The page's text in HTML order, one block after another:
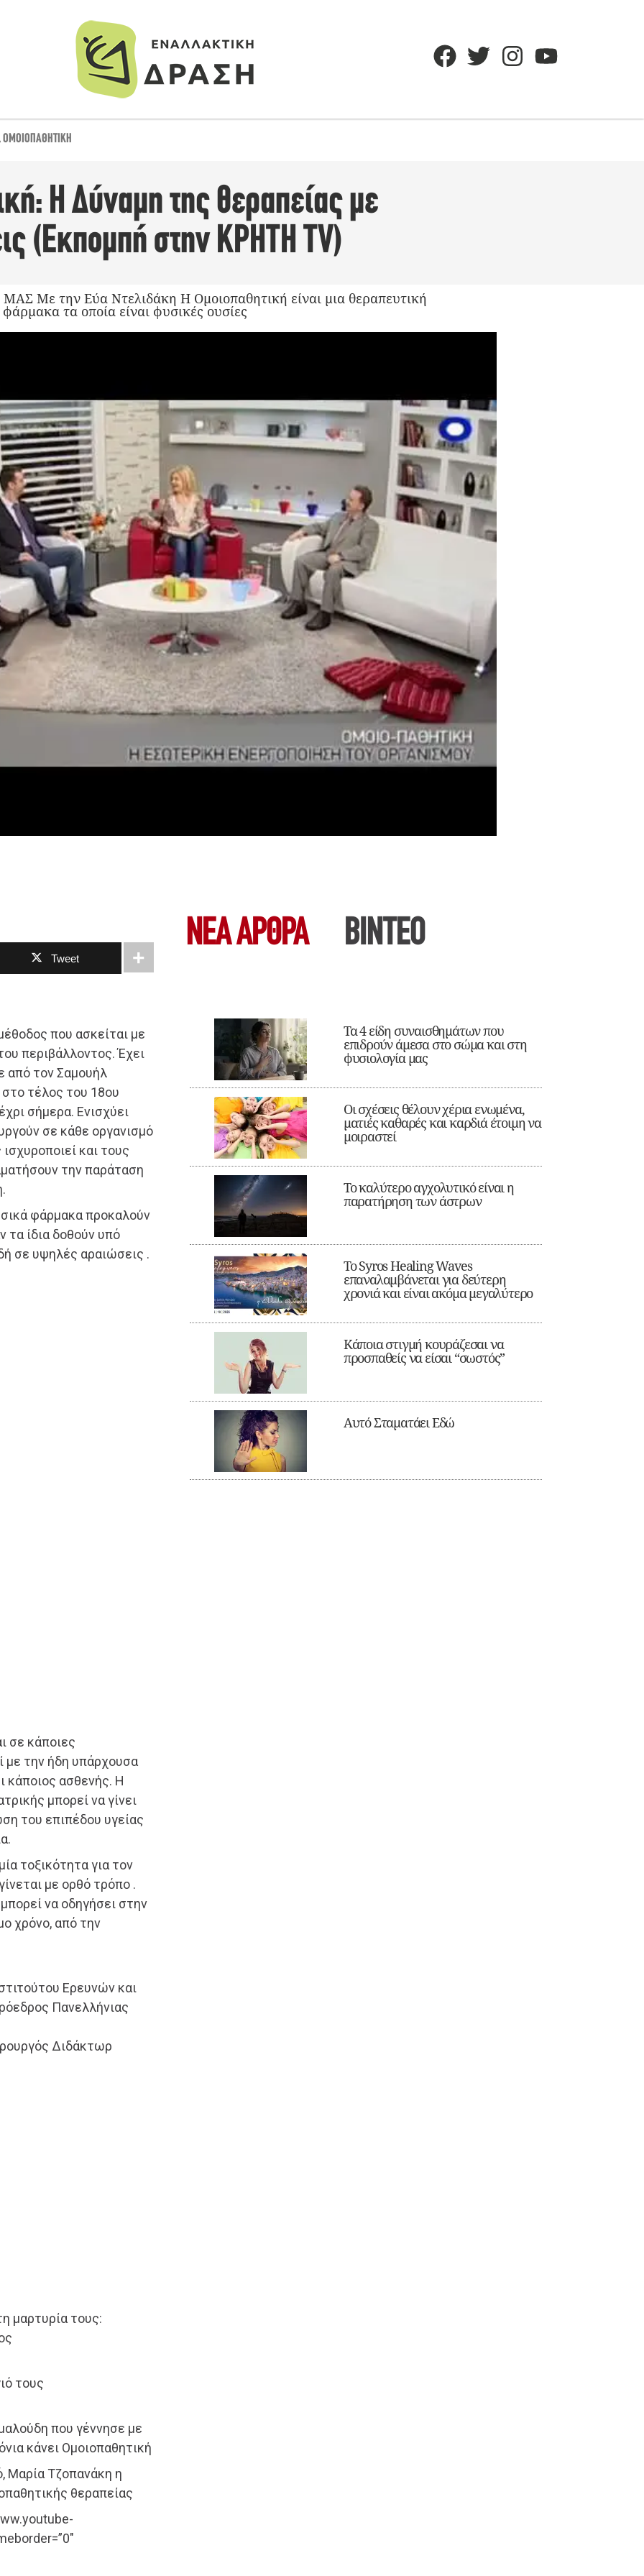
ΟΜΟΙΟΠΑΘΗΤΙΚΉ
Η Δύναμη της θεραπείας με
(Εκπομπή στην ΚΡΗΤΗ TV)
Με την Εύα Ντελιδάκη Η Ομοιοπαθητική είναι μια θεραπευτική
τα οποία είναι φυσικές ουσίες
Tweet
που ασκείται με
περιβάλλοντος. Έχει
από τον Σαμουήλ
στο τέλος του 18ου
σήμερα. Ενισχύει
σε κάθε οργανισμό
και τους
την παράταση
φάρμακα προκαλούν
τα ίδια δοθούν υπό
σε υψηλές αραιώσεις .
σε κάποιες
με την ήδη υπάρχουσα
κάποιος ασθενής. Η
μπορεί να γίνει
του επιπέδου υγείας
τοξικότητα για τον
με ορθό τρόπο .
να οδηγήσει στην
χρόνο, από την
Ερευνών και
Πανελλήνιας
Διδάκτωρ
μαρτυρία τους:
τους
που γέννησε με
κάνει Ομοιοπαθητική
Μαρία Τζοπανάκη η
θεραπείας
ΝΕΑ ΆΡΘΡΑ ΒΙΝΤΕΟ
Τα 4 είδη συναισθημάτων που
επιδρούν άμεσα στο σώμα και στη
φυσιολογία μας
Οι σχέσεις θέλουν χέρια ενωμένα,
ματιές καθαρές και καρδιά έτοιμη να
μοιραστεί
Το καλύτερο αγχολυτικό είναι η
παρατήρηση των άστρων
Το Syros Healing Waves
επαναλαμβάνεται για δεύτερη
χρονιά και είναι ακόμα μεγαλύτερο
Κάποια στιγμή κουράζεσαι να
προσπαθείς να είσαι “σωστός”
Αυτό Σταματάει Εδώ